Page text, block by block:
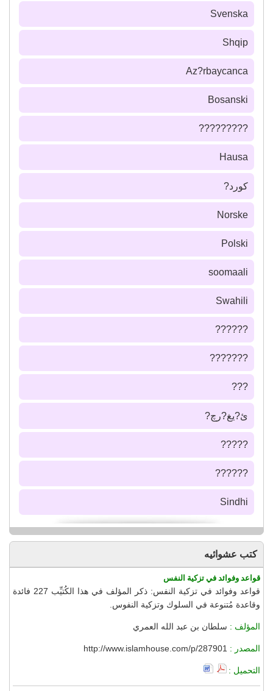
Svenska
Shqip
Az?rbaycanca
Bosanski
?????????
Hausa
كورد?
Norske
Polski
soomaali
Swahili
??????
???????
???
ئ?يغ?رچ?
?????
??????
Sindhi
كتب عشوائيه
قواعد وفوائد في تزكية النفس
قواعد وفوائد في تزكية النفس: ذكر المؤلف في هذا الكُتيِّب 227 فائدة
وقاعدة مُتنوعة في السلوك وتزكية النفوس.
المؤلف : سلطان بن عبد الله العمري
المصدر : http://www.islamhouse.com/p/287901
التحميل :